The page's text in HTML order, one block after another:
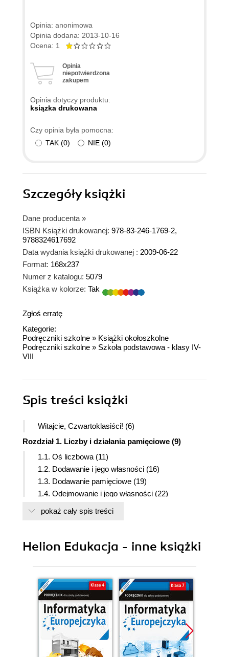
Opinia: anonimowa
Opinia dodana: 2013-10-16
Ocena: 1
Opinia
niepotwierdzona
zakupem
Opinia dotyczy produktu:
ksiązka drukowana
Czy opinia była pomocna:
TAK (0) NIE (0)
Szczegółyksiążki
Dane producenta »
ISBN Książki drukowanej: 978-83-246-1769-2,
9788324617692
Data wydania książki drukowanej : 2009-06-22
Format: 168x237
Numer z katalogu: 5079
Książka w kolorze: Tak
Zgłoś erratę
Kategorie:
Podręczniki szkolne » Książki okołoszkolne
Podręczniki szkolne » Szkoła podstawowa - klasy IV-
VIII
Spis treści książki
Witajcie, Czwartoklasiści! (6)
Rozdział 1. Liczby i działania pamięciowe (9)
1.1. Oś liczbowa (11)
1.2. Dodawanie i jego własności (16)
1.3. Dodawanie pamięciowe (19)
1.4. Odejmowanie i jego własności (22)
1.5. Odejmowanie pamięciowe (24)
1.6. Mnożenie i jego własności (30)
1.8. Dzielenie i jego własności (39)
1.9. Dzielenie pamięciowe (44)
1.10. Dzielenie z resztą (47)
1.11. Potęgowanie liczb (48)
1.12. Porównywanie różnicowe i ilorazowe (52)
1.13. Kolejność wykonywania działań (56)
Rozdział 2. Systemy zapisu liczb (65)
2.1. Cyfry i liczby (66)
2.2. Dziesiątkowy system pozycyjny (69)
pokaż cały spis treści
Helion Edukacja - inne książki